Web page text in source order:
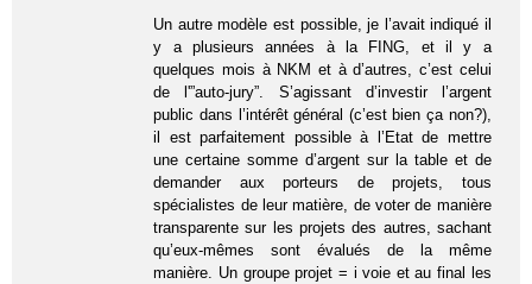
Un autre modèle est possible, je l’avait indiqué il
y a plusieurs années à la FING, et il y a
quelques mois à NKM et à d’autres, c’est celui
de l'”auto-jury”. S’agissant d’investir l’argent
public dans l’intérêt général (c’est bien ça non?),
il est parfaitement possible à l’Etat de mettre
une certaine somme d’argent sur la table et de
demander aux porteurs de projets, tous
spécialistes de leur matière, de voter de manière
transparente sur les projets des autres, sachant
qu’eux-mêmes sont évalués de la même
manière. Un groupe projet = i voie et au final les